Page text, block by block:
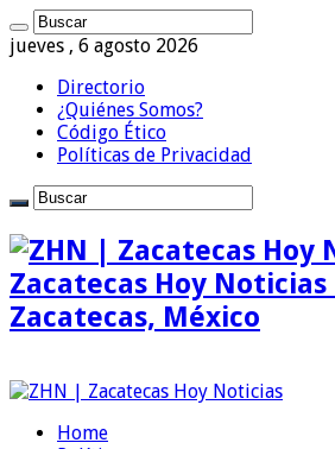
jueves , 6 agosto 2026
Directorio
¿Quiénes Somos?
Código Ético
Políticas de Privacidad
Zacatecas Hoy
Zacatecas, México
Home